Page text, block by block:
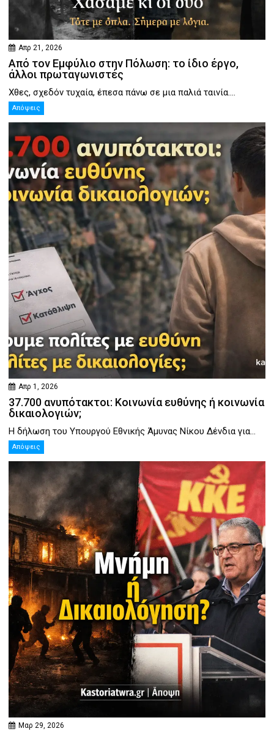
Απρ 21, 2026
Από τον Εμφύλιο στην Πόλωση: το ίδιο έργο,
άλλοι πρωταγωνιστές
Χθες, σχεδόν τυχαία, έπεσα πάνω σε μια παλιά ταινία....
Απόψεις
Απρ 1, 2026
37.700 ανυπότακτοι: Κοινωνία ευθύνης ή κοινωνία
δικαιολογιών;
Η δήλωση του Υπουργού Εθνικής Άμυνας Νίκου Δένδια για...
Απόψεις
Μαρ 29, 2026